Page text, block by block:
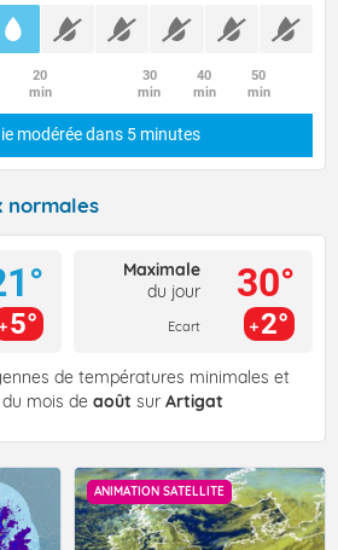
20
min
30
min
40
min
50
min
modéréedans 5 minutes
normales
5°
Maximale
du jour
Ecart
30°
2°
de températures minimales et
mois de août sur Artigat
ANIMATION SATELLITE